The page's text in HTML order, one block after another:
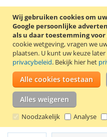
Wij gebruiken cookies om
Google persoonlijke
als u daar toestemming voor
cookie wetgeving, vragen we
plaatsen. U kunt uw keuze
privacybeleid. Bekijk hier het
Alle cookies toestaan
Alles weigeren
Noodzakelijk Analyse
In
VOEG TOE
TOEVOEGEN
Stijlvolle 360° draaibare
Tab 4 7.0 tablet. Kleur: rood.